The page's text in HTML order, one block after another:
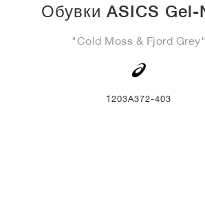
Обувки ASICS Gel-
"Cold Moss & Fjord Grey"
1203A372-403